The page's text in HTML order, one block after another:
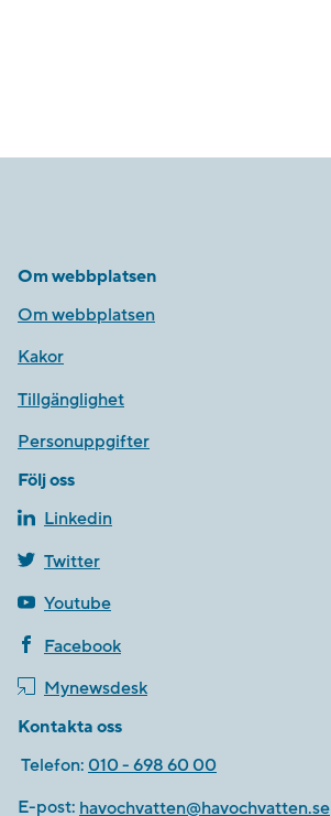
Om webbplatsen
Om webbplatsen
Kakor
Tillgänglighet
Personuppgifter
Följ oss
Linkedin
Twitter
Youtube
Facebook
Mynewsdesk
Kontakta oss
Telefon: 010 - 698 60 00
E-post: havochvatten@havochvatten.se